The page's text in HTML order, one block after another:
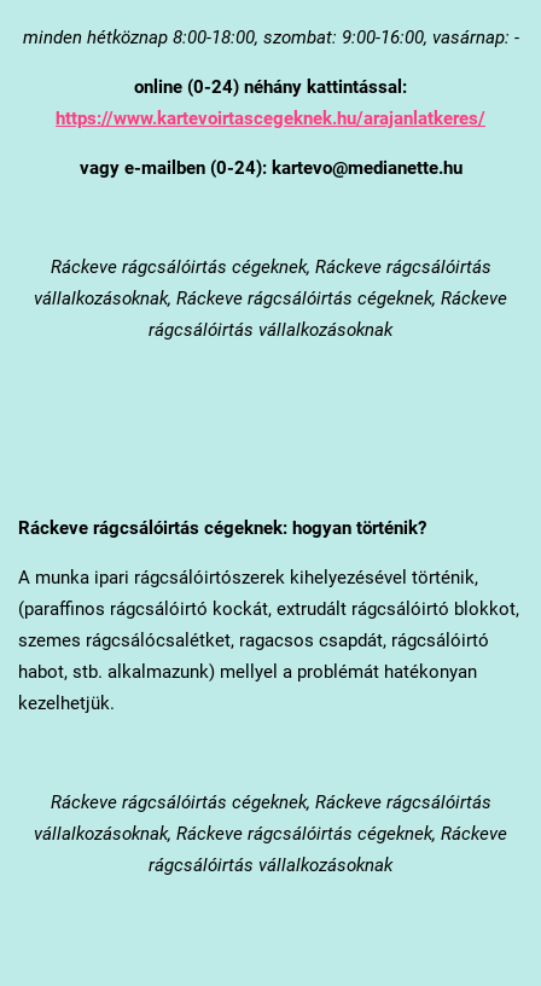
minden hétköznap 8:00-18:00, szombat: 9:00-16:00, vasárnap: -
online (0-24) néhány kattintással:
https://www.kartevoirtascegeknek.hu/arajanlatkeres/
vagy e-mailben (0-24): kartevo@medianette.hu
Ráckeverágcsálóirtás cégeknek, Ráckeve rágcsálóirtás
vállalkozásoknak, Ráckeve rágcsálóirtás cégeknek, Ráckeve
rágcsálóirtás vállalkozásoknak
Ráckeverágcsálóirtás cégeknek: hogyan történik?
A munka ipari rágcsálóirtószerek kihelyezésével történik,
(paraffinos rágcsálóirtó kockát, extrudált rágcsálóirtó blokkot,
szemes rágcsálócsalétket, ragacsos csapdát, rágcsálóirtó
habot, stb. alkalmazunk) mellyel a problémát hatékonyan
kezelhetjük.
Ráckeverágcsálóirtás cégeknek, Ráckeve rágcsálóirtás
vállalkozásoknak, Ráckeve rágcsálóirtás cégeknek, Ráckeve
rágcsálóirtás vállalkozásoknak